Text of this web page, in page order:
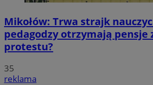
Mikołów: Trwa strajk
pedagodzy otrzymają pensje
protestu?
35
reklama